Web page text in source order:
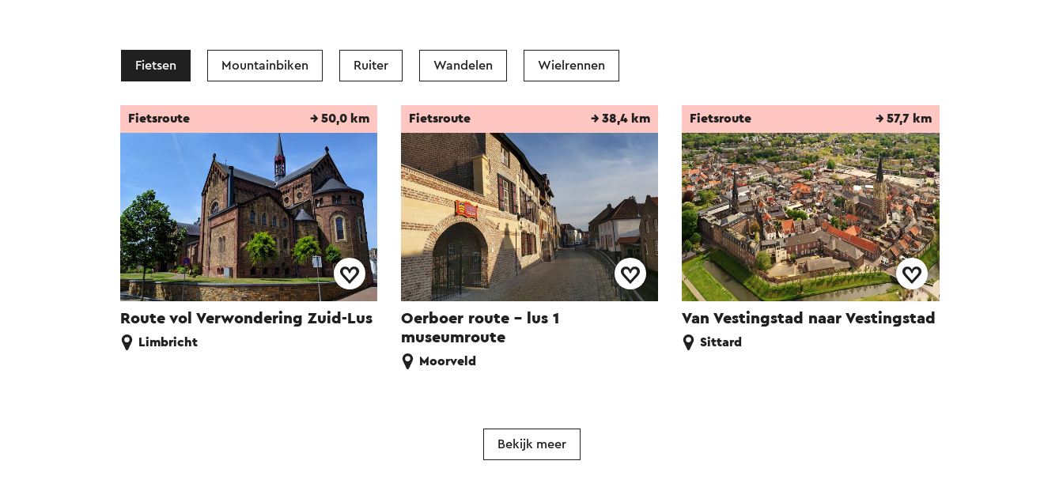
Fietsen Mountainbiken Ruiter Wandelen Wielrennen
Route vol Verwondering Zuid-Lus
Fietsroute → 50,0 km
Limbricht
Oerboer route – lus 1
museumroute
Fietsroute → 38,4 km
Moorveld
Van Vestingstad naar Vestingstad
Fietsroute → 57,7 km
Sittard
Bekijk meer